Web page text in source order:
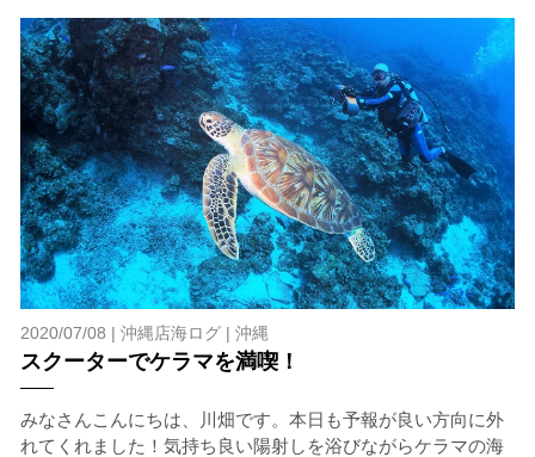
2020/07/08 | 沖縄店海ログ| 沖縄
スクーターでケラマを満喫！
みなさんこんにちは、川畑です。本日も予報が良い方向に外
れてくれました！気持ち良い陽射しを浴びながらケラマの海